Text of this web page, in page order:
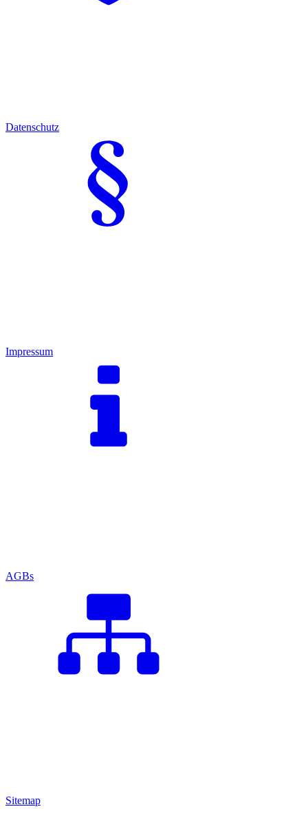
Datenschutz
Impressum
AGBs
Sitemap